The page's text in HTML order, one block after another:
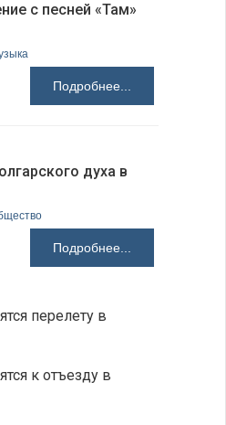
с песней «Там»
Подробнее...
духа в
Подробнее...
перелету в
к отъезду в